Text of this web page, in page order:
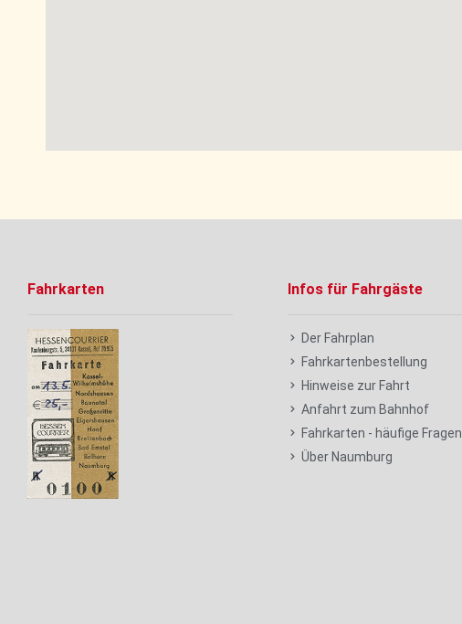
Fahrkarten Infos für Fahrgäste
Der Fahrplan
Fahrkartenbestellung
Hinweise zur Fahrt
Anfahrt zum Bahnhof
Fahrkarten - häufige Fragen
Über Naumburg